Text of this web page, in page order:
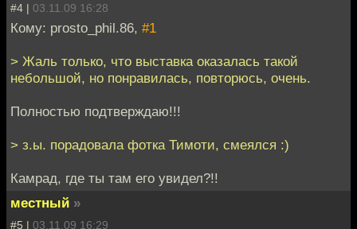
#4 | 03.11.09 16:28
Кому: prosto_phil.86, #1
> Жаль только, что выставка оказалась такой
небольшой, но понравилась, повторюсь, очень.
Полностью подтверждаю!!!
> з.ы. порадовала фотка Тимоти, смеялся :)
Камрад, где ты там его увидел?!!
местный »
#5 | 03.11.09 16:29